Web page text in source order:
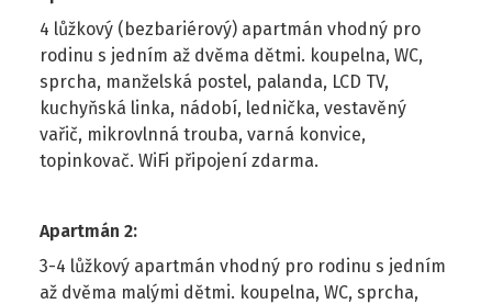
4 lůžkový (bezbariérový) apartmán vhodný pro
rodinu s jedním až dvěma dětmi. koupelna, WC,
sprcha, manželská postel, palanda, LCD TV,
kuchyňská linka, nádobí, lednička, vestavěný
vařič, mikrovlnná trouba, varná konvice,
topinkovač. WiFi připojení zdarma.
Apartmán 2:
3-4 lůžkový apartmán vhodný pro rodinu s jedním
až dvěma malými dětmi. koupelna, WC, sprcha,